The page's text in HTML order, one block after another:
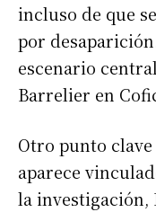
incluso de que
por
escenario
Barrelier en
Otro punto
aparece
la